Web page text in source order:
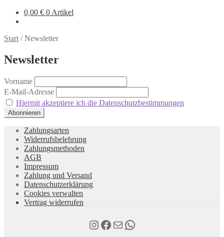
0,00 € 0 Artikel
Start /Newsletter
Newsletter
Vorname
E-Mail-Adresse
Hiermit akzeptiere ich die Datenschutzbestimmungen
Zahlungsarten
Widerrufsbelehrung
Zahlungsmethoden
AGB
Impressum
Zahlung und Versand
Datenschutzerklärung
Cookies verwalten
Vertrag widerrufen
Instagram
Facebook
E-MailWhatsApp